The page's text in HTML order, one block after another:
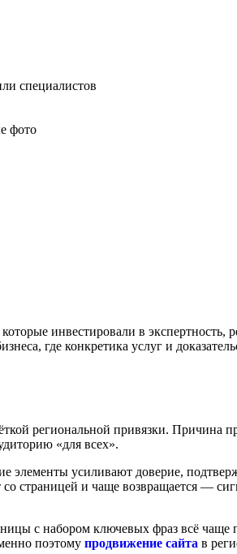
специалистов
фото
инвестировали в экспертность,
где конкретика услуг и
региональной привязки. Причина
«для всех».
элементы усиливают доверие,
страницей и чаще возвращается —
с набором ключевых фраз всё чаще
поэтому продвижение сайта в